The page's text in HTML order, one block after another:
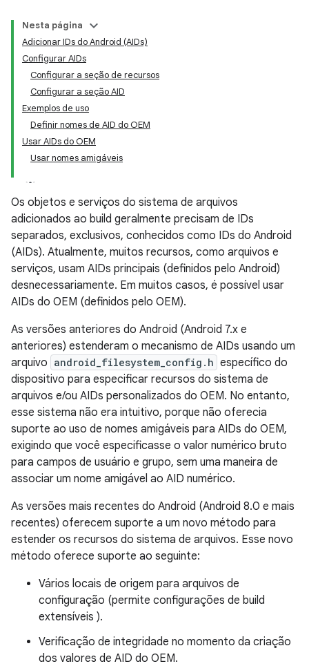
Nesta página
Adicionar IDs do Android (AIDs)
Configurar AIDs
Configurar a seção de recursos
Configurar a seção AID
Exemplos de uso
Definir nomes de AID do OEM
Usar AIDs do OEM
Usar nomes amigáveis
Os objetos e serviços do sistema de arquivos
adicionados ao build geralmente precisam de IDs
separados, exclusivos, conhecidos como IDs do Android
(AIDs). Atualmente, muitos recursos, como arquivos e
serviços, usam AIDs principais (definidos pelo Android)
desnecessariamente. Em muitos casos, é possível usar
AIDs do OEM (definidos pelo OEM).
As versões anteriores do Android (Android 7.x e
anteriores) estenderam o mecanismo de AIDs usando um
arquivo android_filesystem_config.h específico do
dispositivo para especificar recursos do sistema de
arquivos e/ou AIDs personalizados do OEM. No entanto,
esse sistema não era intuitivo, porque não oferecia
suporte ao uso de nomes amigáveis para AIDs do OEM,
exigindo que você especificasse o valor numérico bruto
para campos de usuário e grupo, sem uma maneira de
associar um nome amigável ao AID numérico.
As versões mais recentes do Android (Android 8.0 e mais
recentes) oferecem suporte a um novo método para
estender os recursos do sistema de arquivos. Esse novo
método oferece suporte ao seguinte:
Vários locais de origem para arquivos de
configuração (permite configurações de build
extensíveis ).
Verificação de integridade no momento da criação
dos valores de AID do OEM.